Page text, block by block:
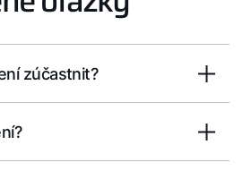
zúčastnit?